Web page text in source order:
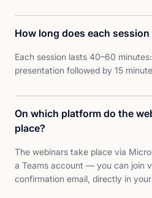
How long does each session
Each session lasts 40–60
presentation followed by 15
On which platform do the
place?
The webinars take place via
a Teams account — you can join
confirmation email, directly in